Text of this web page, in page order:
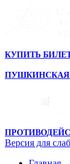
КУПИТЬ
ПУШКИНСКАЯ
Версия для